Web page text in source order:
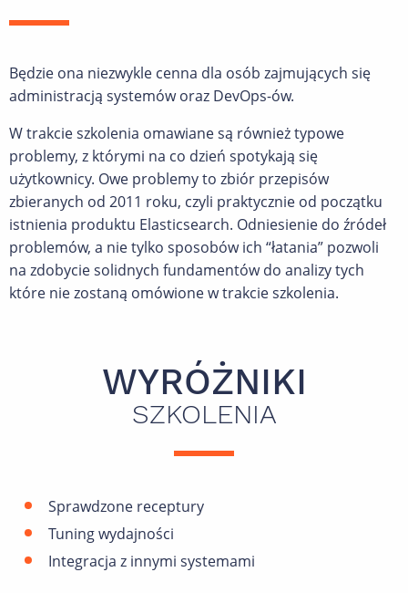
Będzie ona niezwykle cenna dla osób zajmujących się
administracją systemów oraz DevOps-ów.
W trakcie szkolenia omawiane są również typowe
problemy, z którymi na co dzień spotykają się
użytkownicy. Owe problemy to zbiór przepisów
zbieranych od 2011 roku, czyli praktycznie od początku
istnienia produktu Elasticsearch. Odniesienie do źródeł
problemów, a nie tylko sposobów ich “łatania” pozwoli
na zdobycie solidnych fundamentów do analizy tych
które nie zostaną omówione w trakcie szkolenia.
WYRÓŻNIKI
SZKOLENIA
Sprawdzone receptury
Tuning wydajności
Integracja z innymi systemami